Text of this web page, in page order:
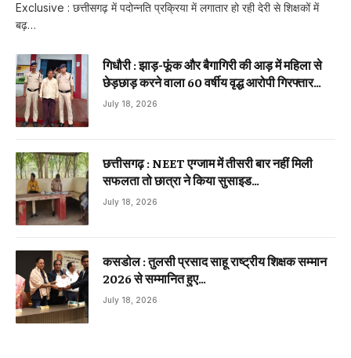
Exclusive : छत्तीसगढ़ में पदोन्नति प्रक्रिया में लगातार हो रही देरी से शिक्षकों में
बढ़…
गिधौरी : झाड़-फूंक और बैगागिरी की आड़ में महिला से
छेड़छाड़ करने वाला 60 वर्षीय वृद्ध आरोपी गिरफ्तार…
July 18, 2026
छत्तीसगढ़ : NEET एग्जाम में तीसरी बार नहीं मिली
सफलता तो छात्रा ने किया सुसाइड…
July 18, 2026
कसडोल : तुलसी प्रसाद साहू राष्ट्रीय शिक्षक सम्मान
2026 से सम्मानित हुए…
July 18, 2026